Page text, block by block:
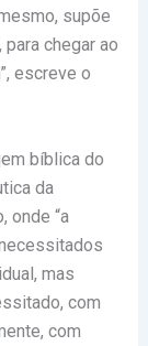
supõe
chegar ao
escreve o
bíblica do
da
onde “a
mas
com
com